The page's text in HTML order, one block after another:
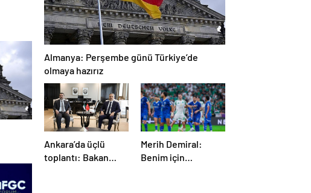
Almanya: Perşembe günü Türkiye’de
olmaya hazırız
Ankara’da üçlü
toplantı: Bakan
Merih Demiral:
Benim için